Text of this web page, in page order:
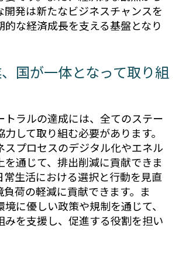
開発は新たなビジネスチャンスを
的な経済成長を支える基盤となり
国が一体となって取り組
トラルの達成には、全てのステー
して取り組む必要があります。
スプロセスのデジタル化やエネル
を通じて、排出削減に貢献できま
常生活における選択と行動を見直
負荷の軽減に貢献できます。ま
に優しい政策や規制を通じて、
みを支援し、促進する役割を担い